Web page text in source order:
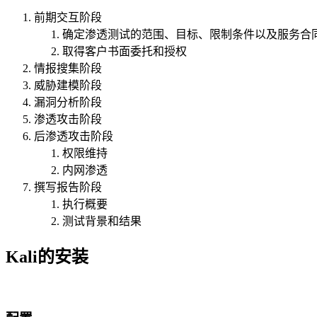
前期交互阶段
确定渗透测试的范围、目标、限制条件以及服务合
取得客户书面委托和授权
情报搜集阶段
威胁建模阶段
漏洞分析阶段
渗透攻击阶段
后渗透攻击阶段
权限维持
内网渗透
撰写报告阶段
执行概要
测试背景和结果
Kali的安装